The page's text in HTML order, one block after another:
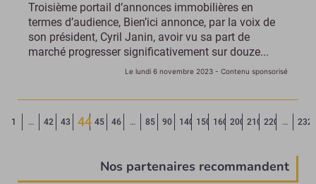
Troisième portail d’annonces immobilières en
termes d’audience, Bien’ici annonce, par la voix de
son président, Cyril Janin, avoir vu sa part de
marché progresser significativement sur douze...
Le lundi 6 novembre 2023 - Contenu sponsorisé
Page précédente
1 … 42 43
44 45 46 … 85 90 140 150 160 200 210 220 … 232
Nos partenaires recommandent